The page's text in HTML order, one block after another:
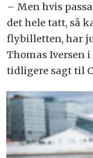
– Men hvis
det hele tatt, så
flybilletten, har
Thomas Iversen
tidligere sagt til